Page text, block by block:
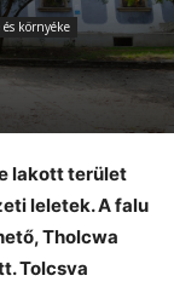
környéke
lakott terület
leletek. A falu
Tholcwa
Tolcsva